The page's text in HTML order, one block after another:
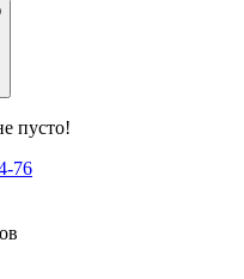
пусто!
76